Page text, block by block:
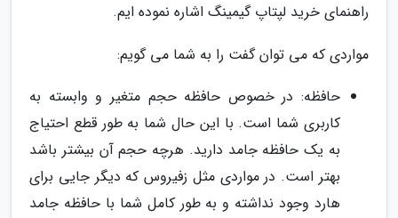
راهنمای خرید لپتاپ گیمینگ اشاره نموده ایم.
مواردی که می توان گفت را به شما می گویم:
حافظه: در خصوص حافظه حجم متغیر و وابسته به
کاربری شما است. با این حال شما به طور قطع احتیاج
به یک حافظه جامد دارید. هرچه حجم آن بیشتر باشد
بهتر است. در مواردی مثل زفیروس که دیگر جایی برای
هارد وجود نداشته و به طور کامل شما با حافظه جامد